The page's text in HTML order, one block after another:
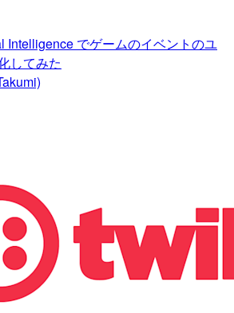
Intelligence でゲームのイベントのユ
してみた